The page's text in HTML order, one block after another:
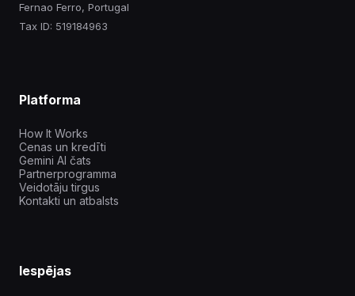
Fernao Ferro, Portugal
Tax ID: 519184963
Platforma
How It Works
Cenas un kredīti
Gemini AI čats
Partnerprogramma
Veidotāju tirgus
Kontakti un atbalsts
Iespējas